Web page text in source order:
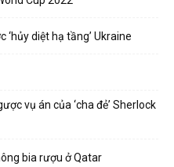
‘hủy diệt hạ tầng’ Ukraine
vụ án của ‘cha đẻ’ Sherlock
bia rượu ở Qatar